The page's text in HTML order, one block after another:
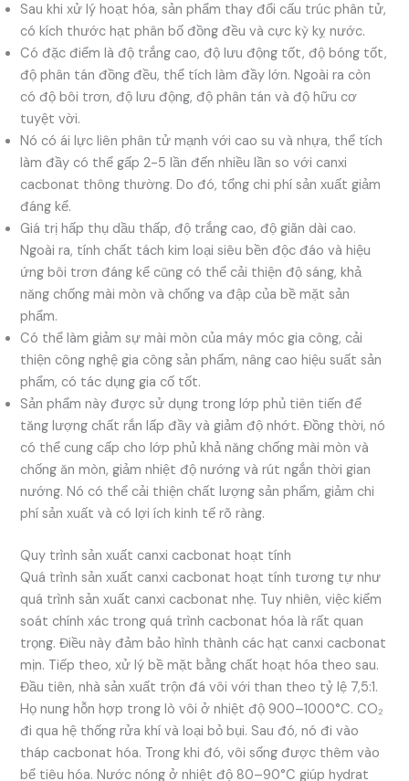
Sau khi xử lý hoạt hóa, sản phẩm thay đổi cấu trúc phân tử,
có kích thước hạt phân bố đồng đều và cực kỳ kỵ nước.
Có đặc điểm là độ trắng cao, độ lưu động tốt, độ bóng tốt,
độ phân tán đồng đều, thể tích làm đầy lớn. Ngoài ra còn
có độ bôi trơn, độ lưu động, độ phân tán và độ hữu cơ
tuyệt vời.
Nó có ái lực liên phân tử mạnh với cao su và nhựa, thể tích
làm đầy có thể gấp 2-5 lần đến nhiều lần so với canxi
cacbonat thông thường. Do đó, tổng chi phí sản xuất giảm
đáng kể.
Giá trị hấp thụ dầu thấp, độ trắng cao, độ giãn dài cao.
Ngoài ra, tính chất tách kim loại siêu bền độc đáo và hiệu
ứng bôi trơn đáng kể cũng có thể cải thiện độ sáng, khả
năng chống mài mòn và chống va đập của bề mặt sản
phẩm.
Có thể làm giảm sự mài mòn của máy móc gia công, cải
thiện công nghệ gia công sản phẩm, nâng cao hiệu suất sản
phẩm, có tác dụng gia cố tốt.
Sản phẩm này được sử dụng trong lớp phủ tiên tiến để
tăng lượng chất rắn lấp đầy và giảm độ nhớt. Đồng thời, nó
có thể cung cấp cho lớp phủ khả năng chống mài mòn và
chống ăn mòn, giảm nhiệt độ nướng và rút ngắn thời gian
nướng. Nó có thể cải thiện chất lượng sản phẩm, giảm chi
phí sản xuất và có lợi ích kinh tế rõ ràng.
Quy trình sản xuất canxi cacbonat hoạt tính
Quá trình sản xuất canxi cacbonat hoạt tính tương tự như
quá trình sản xuất canxi cacbonat nhẹ. Tuy nhiên, việc kiểm
soát chính xác trong quá trình cacbonat hóa là rất quan
trọng. Điều này đảm bảo hình thành các hạt canxi cacbonat
mịn. Tiếp theo, xử lý bề mặt bằng chất hoạt hóa theo sau.
Đầu tiên, nhà sản xuất trộn đá vôi với than theo tỷ lệ 7,5:1.
Họ nung hỗn hợp trong lò vôi ở nhiệt độ 900–1000°C. CO₂
đi qua hệ thống rửa khí và loại bỏ bụi. Sau đó, nó đi vào
tháp cacbonat hóa. Trong khi đó, vôi sống được thêm vào
bể tiêu hóa. Nước nóng ở nhiệt độ 80–90°C giúp hydrat